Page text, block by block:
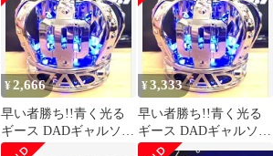
¥2,666
早い者勝ち!!青く光る
ギース DADギャルソン
タイプCROWN王冠
¥3,333
早い者勝ち!!青く光る
ギース DADギャルソン
タイプCROWN王冠